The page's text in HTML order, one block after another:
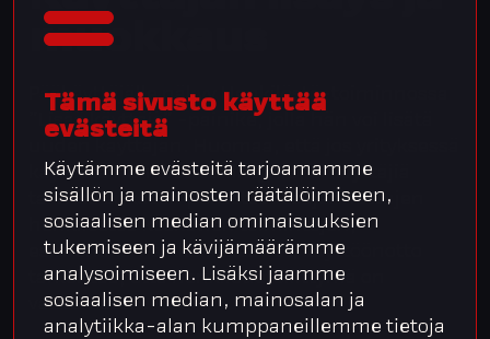
Tämä sivusto käyttää
evästeitä
Käytämme evästeitä tarjoamamme
sisällön ja mainosten räätälöimiseen,
sosiaalisen median ominaisuuksien
tukemiseen ja kävijämäärämme
analysoimiseen. Lisäksi jaamme
sosiaalisen median, mainosalan ja
analytiikka-alan kumppaneillemme tietoja
muokkaus
Pääkäyttäjälle näkyy Henkilöstö-toiminnossa
”Lisää käyttäjä” -painike, jolla hän voi lisätä
käytössä henkilötietoliittymä, ei käyttäjiä
tarvitse erikseen perustaa. Laajennettujen
henkilöstöä koskevien toimintojen,
esimerkiksi Palkkalaskelmat, käyttöönotto
tarkoittaa, että henkilötietoliittymä on
välttämätön.